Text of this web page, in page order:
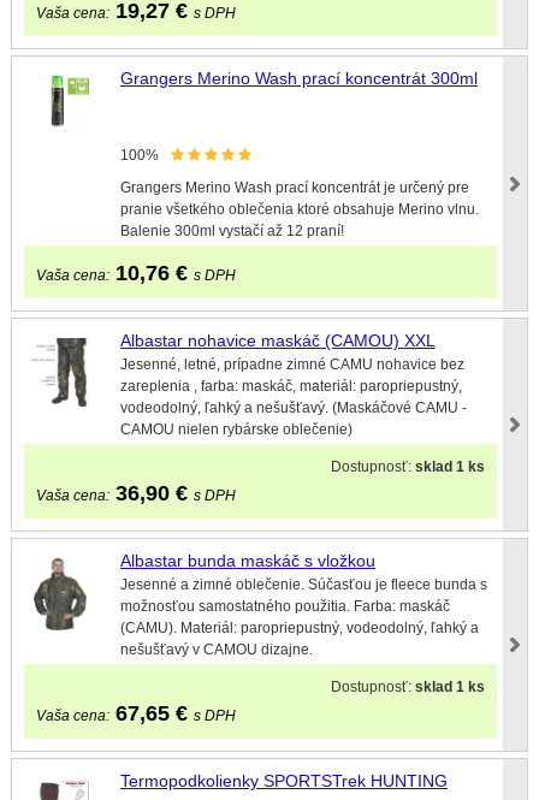
Vaša cena: 19,27 € s DPH
Grangers Merino Wash prací koncentrát 300ml
100%
Grangers Merino Wash prací koncentrát je určený pre
pranie všetkého oblečenia ktoré obsahuje Merino vlnu.
Balenie 300ml vystačí až 12 praní!
Vaša cena: 10,76 € s DPH
Albastar nohavice maskáč (CAMOU) XXL
Jesenné, letné, prípadne zimné CAMU nohavice bez
zareplenia , farba: maskáč, materiál: paropriepustný,
vodeodolný, ľahký a nešušťavý. (Maskáčové CAMU -
CAMOU nielen rybárske oblečenie)
Dostupnosť:sklad 1 ks
Vaša cena: 36,90 € s DPH
Albastar bunda maskáč s vložkou
Jesenné a zimné oblečenie. Súčasťou je fleece bunda s
možnosťou samostatného použitia. Farba: maskáč
(CAMU). Materiál: paropriepustný, vodeodolný, ľahký a
nešušťavý v CAMOU dizajne.
Dostupnosť:sklad 1 ks
Vaša cena: 67,65 € s DPH
Termopodkolienky SPORTSTrek HUNTING